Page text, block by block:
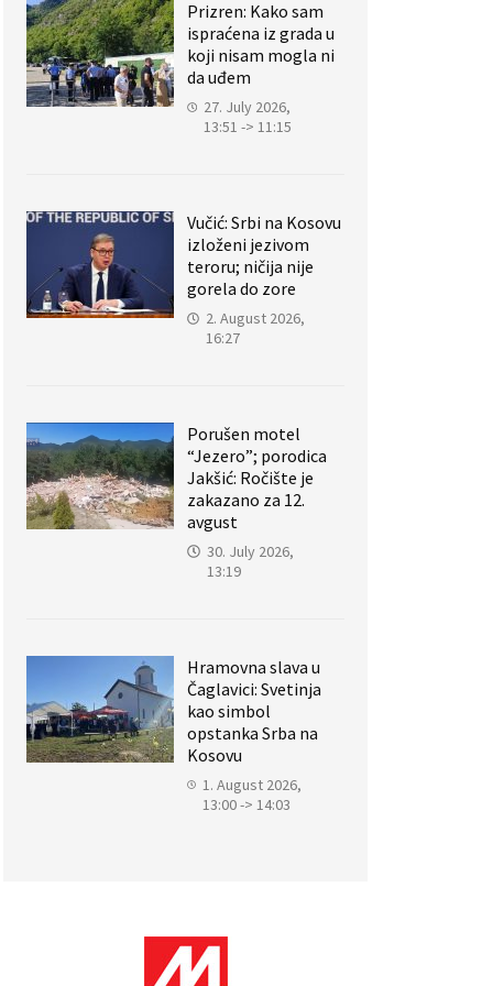
Prizren: Kako sam
ispraćena iz grada u
koji nisam mogla ni
da uđem
27. July 2026,
13:51 -> 11:15
Vučić: Srbi na Kosovu
izloženi jezivom
teroru; ničija nije
gorela do zore
2. August 2026,
16:27
Porušen motel
“Jezero”; porodica
Jakšić: Ročište je
zakazano za 12.
avgust
30. July 2026,
13:19
Hramovna slava u
Čaglavici: Svetinja
kao simbol
opstanka Srba na
Kosovu
1. August 2026,
13:00 -> 14:03